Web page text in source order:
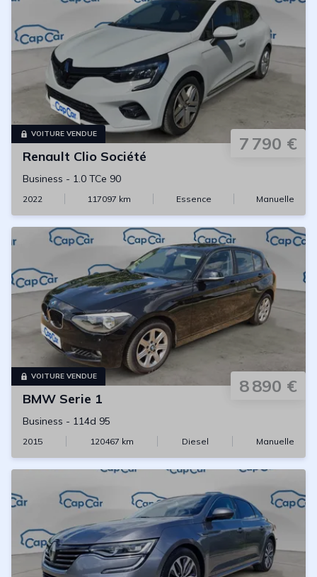
VOITURE VENDUE 7 790 €
Renault Clio Société
Business - 1.0 TCe 90
2022 117097 km Essence Manuelle
VOITURE VENDUE 8 890 €
BMW Serie 1
Business - 114d 95
2015 120467 km Diesel Manuelle